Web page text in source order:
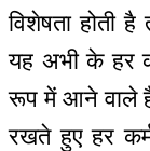
विशेषता होती
यह अभी के हर
रूप में आने वाले
रखते हुए हर